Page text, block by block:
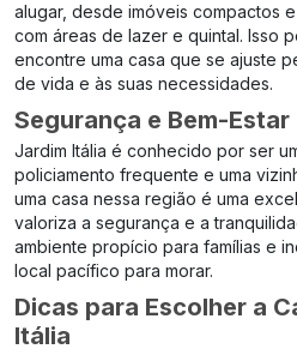
alugar, desde imóveis compactos
com áreas de lazer e quintal. Isso
encontre uma casa que se ajuste
de vida e às suas necessidades.
Segurança e Bem-
Jardim Itália é conhecido por ser
policiamento frequente e uma
uma casa nessa região é uma
valoriza a segurança e a
ambiente propício para famílias e
local pacífico para morar.
Dicas para Escolher a
Itália